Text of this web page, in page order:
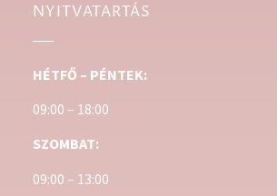
NYITVATARTÁS
HÉTFŐ – PÉNTEK:
09:00 – 18:00
SZOMBAT:
09:00 – 13:00